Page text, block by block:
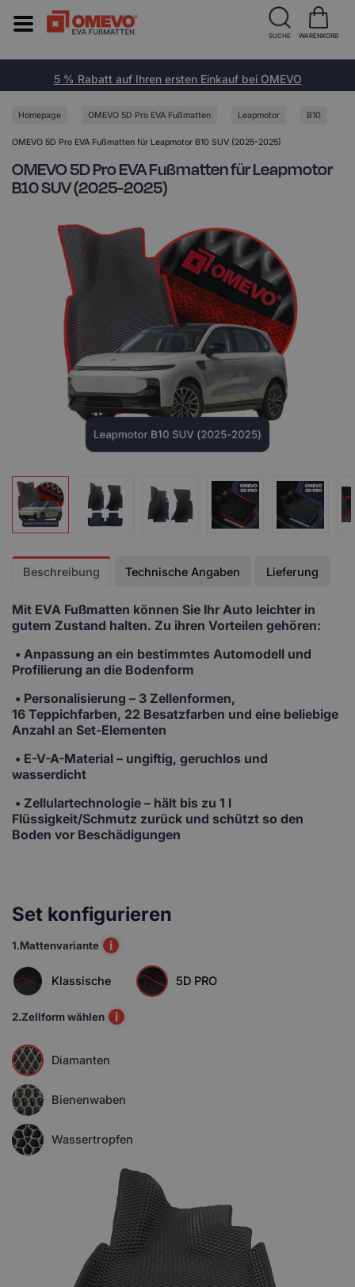
5 % Rabatt auf Ihren ersten Einkauf bei OMEVO
Homepage OMEVO 5D Pro EVA Fußmatten Leapmotor B10
OMEVO 5D Pro EVA Fußmatten für Leapmotor B10 SUV (2025-2025)
OMEVO 5D Pro EVA Fußmatten für Leapmotor
B10 SUV (2025-2025)
Beschreibung Technische Angaben Lieferung
Mit EVA Fußmatten können Sie Ihr Auto leichter in
gutem Zustand halten. Zu ihren Vorteilen gehören:
• Anpassung an ein bestimmtes Automodell und
Profilierung an die Bodenform
• Personalisierung – 3 Zellenformen,
16 Teppichfarben, 22 Besatzfarben und eine beliebige
Anzahl an Set-Elementen
• E-V-A-Material – ungiftig, geruchlos und
wasserdicht
• Zellulartechnologie – hält bis zu 1 l
Flüssigkeit/Schmutz zurück und schützt so den
Boden vor Beschädigungen
Set konfigurieren
1.Mattenvariante i
Klassische 5D PRO
2.Zellform wählen i
Diamanten
Bienenwaben
Wassertropfen
SUCHE WARENKORB